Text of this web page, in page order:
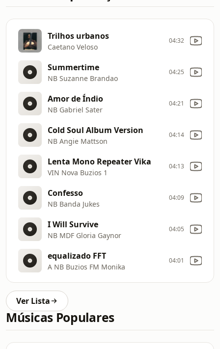
Trilhos urbanos
Caetano Veloso
04:32
Summertime
NB Suzanne Brandao
04:25
Amor de Índio
NB Gabriel Sater
04:21
Cold Soul Album Version
NB Angie Mattson
04:14
Lenta Mono Repeater Vika
VIN Nova Buzios 1
04:13
Confesso
NB Banda Jukes
04:09
I Will Survive
NB MDF Gloria Gaynor
04:05
equalizado FFT
A NB Buzios FM Monika
04:01
Ver Lista
Músicas Populares